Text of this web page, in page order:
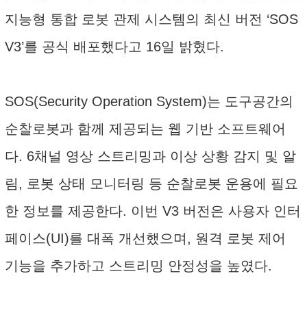
지능형 통합 로봇 관제 시스템의 최신 버전 ‘SOS
V3’를 공식 배포했다고 16일 밝혔다.
SOS(Security Operation System)는 도구공간의
순찰로봇과 함께 제공되는 웹 기반 소프트웨어
다. 6채널 영상 스트리밍과 이상 상황 감지 및 알
림, 로봇 상태 모니터링 등 순찰로봇 운용에 필요
한 정보를 제공한다. 이번 V3 버전은 사용자 인터
페이스(UI)를 대폭 개선했으며, 원격 로봇 제어
기능을 추가하고 스트리밍 안정성을 높였다.